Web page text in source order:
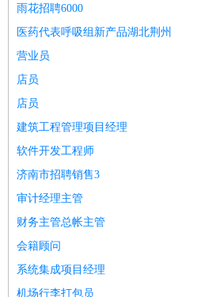
雨花招聘6000
医药代表呼吸组新产品湖北荆州
营业员
店员
店员
建筑工程管理项目经理
软件开发工程师
济南市招聘销售3
审计经理主管
财务主管总帐主管
会籍顾问
系统集成项目经理
机场行李打包员